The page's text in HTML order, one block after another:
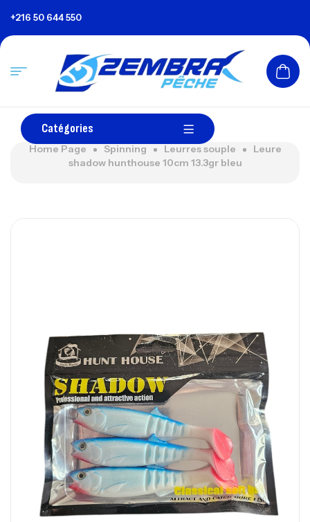
+216 50 644 550
Catégories
Home Page Spinning Leurres souple
Leure
shadow hunthouse 10cm 13.3gr bleu